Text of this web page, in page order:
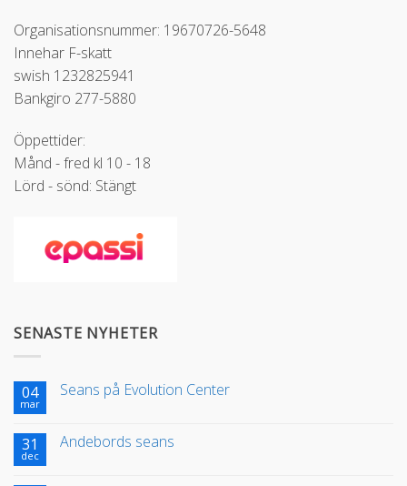
Organisationsnummer: 19670726-5648
Innehar F-skatt
swish 1232825941
Bankgiro 277-5880
Öppettider:
Månd - fred kl 10 - 18
Lörd - sönd: Stängt
SENASTE NYHETER
04
mar
Seans på Evolution Center
31
dec
Andebords seans